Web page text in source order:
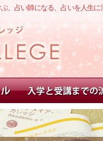
、占い師になる、占いを人生